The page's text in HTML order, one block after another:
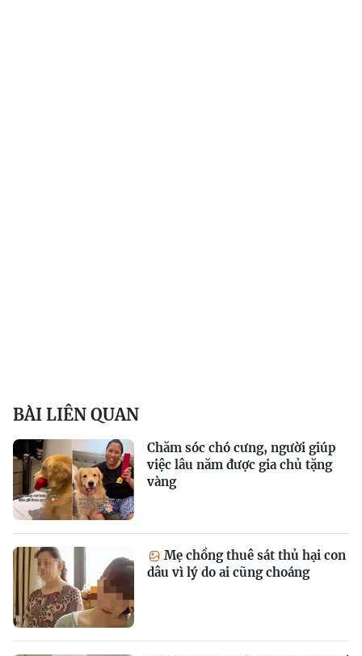
BÀI LIÊN QUAN
Chăm sóc chó cưng, người giúp
việc lâu năm được gia chủ tặng
vàng
Mẹ chồng thuê sát thủ hại con
dâu vì lý do ai cũng choáng